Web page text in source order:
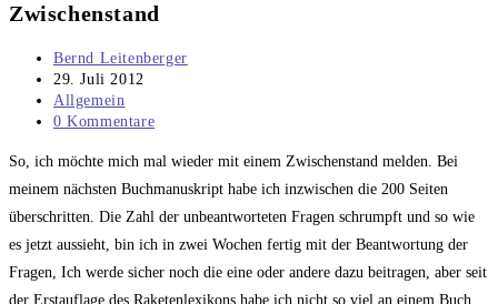
Zwischenstand
Beitrags-
Autor:
Bernd Leitenberger
Beitrag
veröffentlicht:
29. Juli 2012
Beitrags-
Kategorie:
Allgemein
Beitrags-
0 Kommentare
So, ich möchte mich mal wieder mit einem Zwischenstand melden. Bei
meinem nächsten Buchmanuskript habe ich inzwischen die 200 Seiten
überschritten. Die Zahl der unbeantworteten Fragen schrumpft und so wie
es jetzt aussieht, bin ich in zwei Wochen fertig mit der Beantwortung der
Fragen, Ich werde sicher noch die eine oder andere dazu beitragen, aber seit
der Erstauflage des Raketenlexikons habe ich nicht so viel an einem Buch